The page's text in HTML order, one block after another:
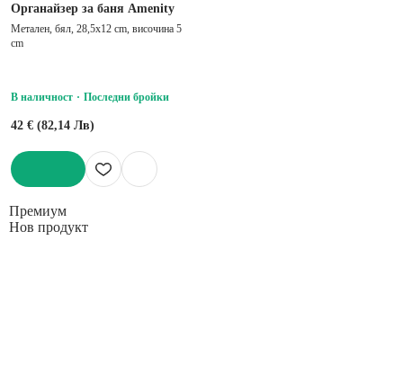
Органайзер за баня Amenity
Метален, бял, 28,5x12 cm, височина 5
cm
В наличност Последни бройки
42 € (82,14 Лв)
Премиум
Нов продукт